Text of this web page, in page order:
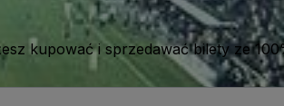
kupować i sprzedawać bilety ze